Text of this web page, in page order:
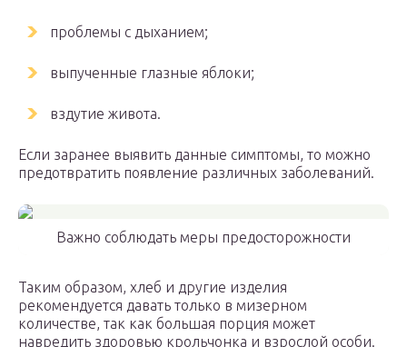
проблемы с дыханием;
выпученные глазные яблоки;
вздутие живота.
Если заранее выявить данные симптомы, то можно
предотвратить появление различных заболеваний.
Важно соблюдать меры предосторожности
Таким образом, хлеб и другие изделия
рекомендуется давать только в мизерном
количестве, так как большая порция может
навредить здоровью крольчонка и взрослой особи.